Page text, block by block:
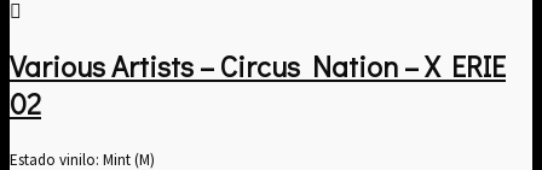
Various Artists – Circus Nation – X ERIE
02
Estado vinilo: Mint (M)